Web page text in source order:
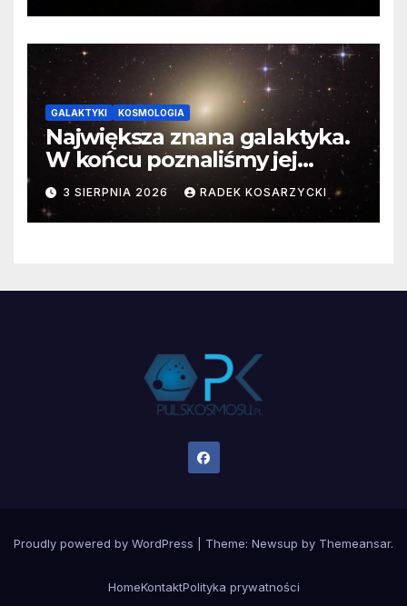
GALAKTYKI KOSMOLOGIA
Największa znana galaktyka.
W końcu poznaliśmy jej
faktyczne wymiary
3 SIERPNIA 2026 RADEK KOSARZYCKI
Proudly powered by WordPress Theme: Newsup by Themeansar.
HomeKontaktPolityka prywatności